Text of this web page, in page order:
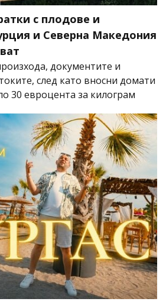
с плодове и
и Северна Македония
документите и
след като вносни домати
30 евроцента за килограм